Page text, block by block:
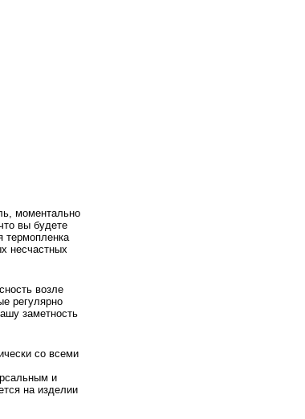
моментально
вы будете
термопленка
несчастных
возле
регулярно
заметность
со всеми
и
на изделии